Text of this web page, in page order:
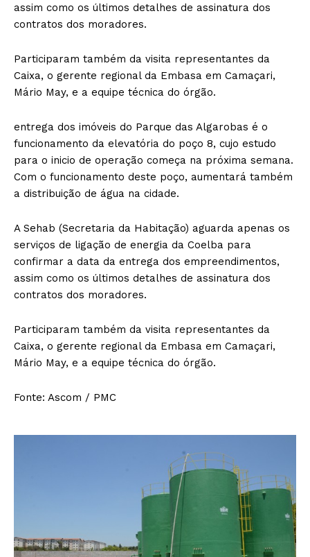
assim como os últimos detalhes de assinatura dos
contratos dos moradores.
Participaram também da visita representantes da
Caixa, o gerente regional da Embasa em Camaçari,
Mário May, e a equipe técnica do órgão.
entrega dos imóveis do Parque das Algarobas é o
funcionamento da elevatória do poço 8, cujo estudo
para o inicio de operação começa na próxima semana.
Com o funcionamento deste poço, aumentará também
a distribuição de água na cidade.
A Sehab (Secretaria da Habitação) aguarda apenas os
serviços de ligação de energia da Coelba para
confirmar a data da entrega dos empreendimentos,
assim como os últimos detalhes de assinatura dos
contratos dos moradores.
Participaram também da visita representantes da
Caixa, o gerente regional da Embasa em Camaçari,
Mário May, e a equipe técnica do órgão.
Fonte: Ascom / PMC